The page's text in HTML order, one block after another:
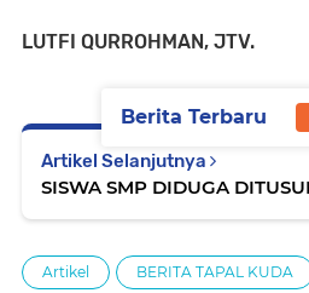
LUTFI QURROHMAN, JTV.
Artikel Selanjutnya
SISWA SMP DIDUGA
Artikel BERITA TAPAL KUDA
Berita Terbaru